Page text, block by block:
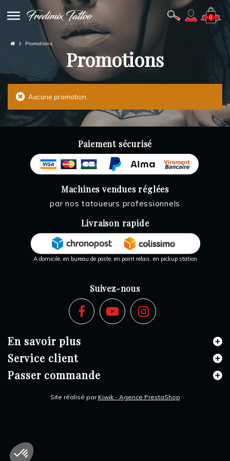
0
Promotions
Promotions
Aucune promotion.
Paiement sécurisé
Machines vendues réglées
par nos tatoueurs professionnels
Livraison rapide
A domicile, en bureau de poste, en point relais, en pickup station
Suivez-nous
En savoir plus
Service client
Passer commande
Site réalisé par Kiwik - Agence PrestaShop